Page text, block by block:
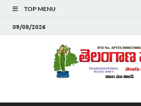
TOP MENU
09/08/2026